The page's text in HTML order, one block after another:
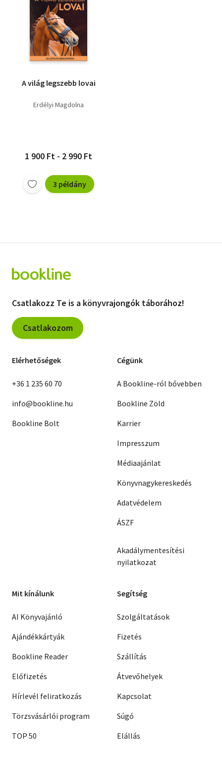
A világ legszebb lovai
Erdélyi Magdolna
1 900 Ft - 2 990 Ft
3 példány
Csatlakozz Te is a könyvrajongók táborához!
Csatlakozom
Elérhetőségek
+36 1 235 60 70
info@bookline.hu
Bookline Bolt
Cégünk
A Bookline-ról bővebben
Bookline Zöld
Karrier
Impresszum
Médiaajánlat
Könyvnagykereskedés
Adatvédelem
ÁSZF
Akadálymentesítési
nyilatkozat
Mit kínálunk
AI Könyvajánló
Ajándékkártyák
Bookline Reader
Előfizetés
Hírlevél feliratkozás
Törzsvásárlói program
TOP 50
Segítség
Szolgáltatások
Fizetés
Szállítás
Átvevőhelyek
Kapcsolat
Súgó
Elállás